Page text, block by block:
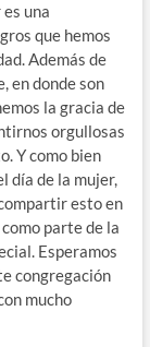
una
que hemos
Además de
en donde son
la gracia de
orgullosas
Y como bien
día de la mujer,
esto en
parte de la
Esperamos
congregación
mucho